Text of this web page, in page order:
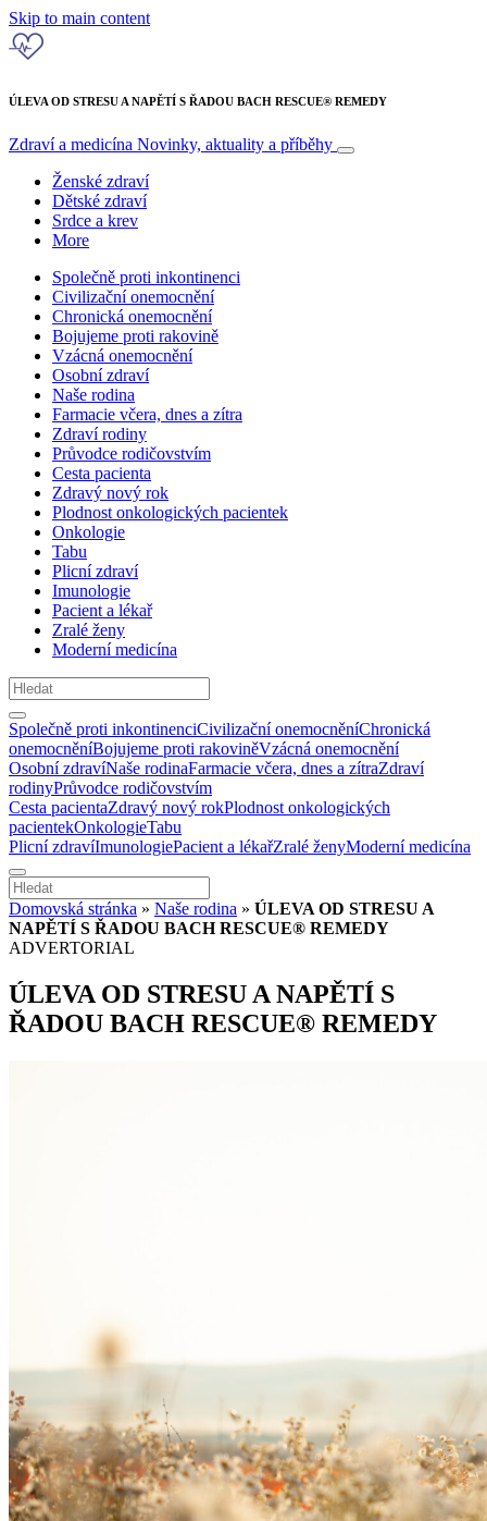
Skip to main content
ÚLEVA OD STRESU A NAPĚTÍ S ŘADOU BACH RESCUE® REMEDY
Zdraví a medicína Novinky, aktuality a příběhy
Ženské zdraví
Dětské zdraví
Srdce a krev
More
Společně proti inkontinenci
Civilizační onemocnění
Chronická onemocnění
Bojujeme proti rakovině
Vzácná onemocnění
Osobní zdraví
Naše rodina
Farmacie včera, dnes a zítra
Zdraví rodiny
Průvodce rodičovstvím
Cesta pacienta
Zdravý nový rok
Plodnost onkologických pacientek
Onkologie
Tabu
Plicní zdraví
Imunologie
Pacient a lékař
Zralé ženy
Moderní medicína
Společně proti inkontinenciCivilizační onemocněníChronická
onemocněníBojujeme proti rakoviněVzácná onemocnění
Osobní zdravíNaše rodinaFarmacie včera, dnes a zítraZdraví
rodinyPrůvodce rodičovstvím
Cesta pacientaZdravý nový rokPlodnost onkologických
pacientekOnkologieTabu
Plicní zdravíImunologiePacient a lékařZralé ženyModerní medicína
Domovská stránka » Naše rodina » ÚLEVA OD STRESU A
NAPĚTÍ S ŘADOU BACH RESCUE® REMEDY
ADVERTORIAL
ÚLEVA OD STRESU A NAPĚTÍ S
ŘADOU BACH RESCUE® REMEDY